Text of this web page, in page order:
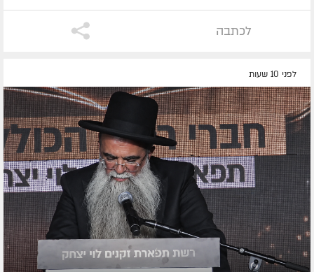
לכתבה
לפני 10 שעות